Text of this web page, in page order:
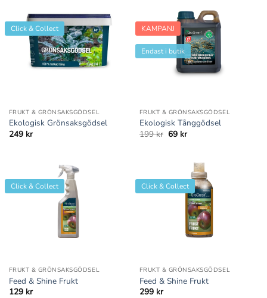
Click & Collect
FRUKT & GRÖNSAKSGÖDSEL
Ekologisk Grönsaksgödsel
249 kr
KAMPANJ
Endast i butik
FRUKT & GRÖNSAKSGÖDSEL
Ekologisk Tånggödsel
199kr Det
69 krDet
69 kr.
Click & Collect
FRUKT & GRÖNSAKSGÖDSEL
Feed & Shine Frukt
129 kr
Click & Collect
FRUKT & GRÖNSAKSGÖDSEL
Feed & Shine Frukt
299 kr